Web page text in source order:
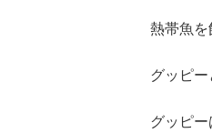
熱帯魚を
グッピ
グッピ